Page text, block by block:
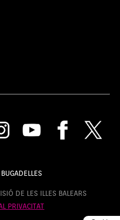
DE LES ILLES BALEARS
PRIVACITAT